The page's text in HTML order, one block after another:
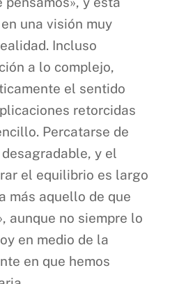
una visión muy
Incluso
a lo complejo,
el sentido
retorcidas
Percatarse de
y el
el equilibrio es largo
más aquello de que
aunque no siempre lo
en medio de la
en que hemos